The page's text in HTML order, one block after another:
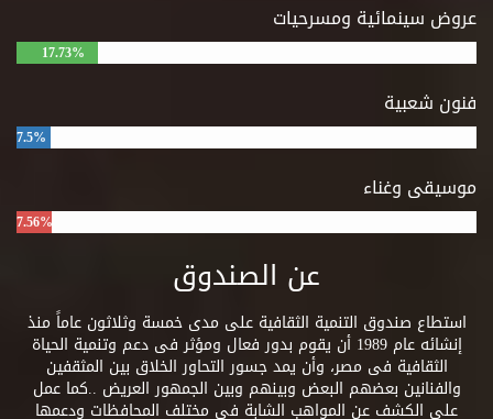
عروض سينمائية ومسرحيات
17.73%
فنون شعبية
7.5%
موسيقى وغناء
7.56%
عن الصندوق
استطاع صندوق التنمية الثقافية على مدى خمسة وثلاثون عاماً منذ
إنشائه عام 1989 أن يقوم بدور فعال ومؤثر فى دعم وتنمية الحياة
الثقافية فى مصر، وأن يمد جسور التحاور الخلاق بين المثقفين
والفنانين بعضهم البعض وبينهم وبين الجمهور العريض ..كما عمل
على الكشف عن المواهب الشابة فى مختلف المحافظات ودعمها